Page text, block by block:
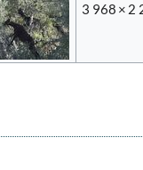
3 968 × 2